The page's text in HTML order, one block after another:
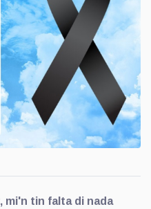
mi'n tin falta di nada